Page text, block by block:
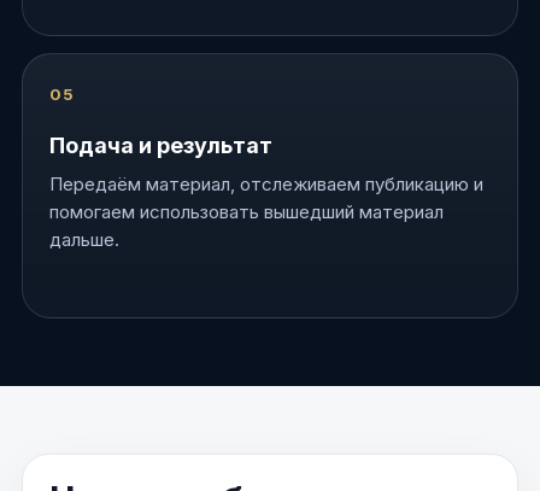
Подача и результат
Передаём материал, отслеживаем публикацию и
помогаем использовать вышедший материал
дальше.